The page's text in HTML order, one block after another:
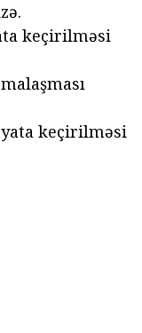
keçirilməsi
keçirilməsi